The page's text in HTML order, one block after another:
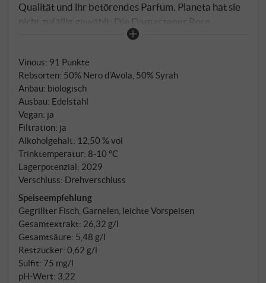
Qualität und ihr betörendes Parfum. Planeta hat sie
nicht zufällig gewählt: Die Damaszener Rose
beschreibt den Wein besser als jeder Technikbegriff
einem kleinen Anteil Sauvignon Blanc – aus den
Weinbergen des Stammguts in Menfi, im
südwestlichen Sizilien, auf tonigen Böden zwischen
Mittelmeerbrise und sizilianischer Sonne. Biologisch
bewirtschaftet.
Vinous: 91 Punkte
Rebsorten: 50% Nero d'Avola, 50% Syrah
Anbau: biologisch
Ausbau: Edelstahl
Vegan: ja
Filtration: ja
Alkoholgehalt: 12,50 % vol
Trinktemperatur: 8‑10 °C
Lagerpotenzial: 2029
Verschluss: Drehverschluss
Speiseempfehlung
Gegrillter Fisch, Garnelen, leichte Vorspeisen
Gesamtextrakt: 26,32 g/l
Gesamtsäure: 5,48 g/l
Restzucker: 0,62 g/l
Sulfit: 75 mg/l
pH-Wert: 3,22